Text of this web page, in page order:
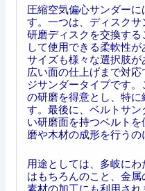
圧縮空気偏心サンダー
す。一つは、ディスクサ
研磨ディスクを交換す
して使用できる柔軟性
サイズも様々な選択肢
広い面の仕上げまで対
ジサンダータイプです
の研磨を得意とし、特
す。最後に、ベルトサ
い研磨面を持つベルト
磨や木材の成形を行うの
用途としては、多岐に
はもちろんのこと、金